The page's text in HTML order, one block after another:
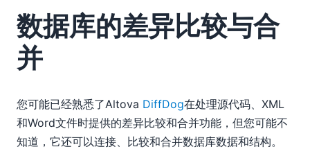
10
11
12
2010
2008
2007
数据库的差异比较与合
并
您可能已经熟悉了Altova DiffDog在处理源代码、XML
和Word文件时提供的差异比较和合并功能，但您可能不
知道，它还可以连接、比较和合并数据库数据和结构。